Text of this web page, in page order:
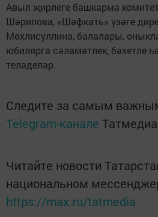
Авыл җирлеге башкарма
Шәрипова, «Шәфкать» үзәге
Мөхлисуллина, балалары,
юбилярга сәламәтлек, бәхетле
теләделәр.
Следите за самым
Telegram-канале Татмедиа
Читайте новости
национальном
https://max.ru/tatmedia